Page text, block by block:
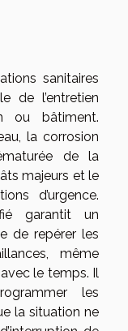
sanitaires
de l’entretien
ou bâtiment.
la corrosion
de la
majeurs et le
d’urgence.
garantit un
de repérer les
même
le temps. Il
les
la situation ne